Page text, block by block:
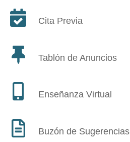
Cita Previa
Tablón de Anuncios
Enseñanza Virtual
Buzón de Sugerencias